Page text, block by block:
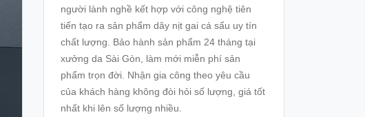
người lành nghề kết hợp với công nghệ tiên
tiến tạo ra sản phẩm dây nịt gai cá sấu uy tín
chất lượng. Bảo hành sản phẩm 24 tháng tại
xưởng da Sài Gòn, làm mới miễn phí sản
phẩm trọn đời. Nhận gia công theo yêu cầu
của khách hàng không đòi hỏi số lượng, giá tốt
nhất khi lên số lượng nhiều.